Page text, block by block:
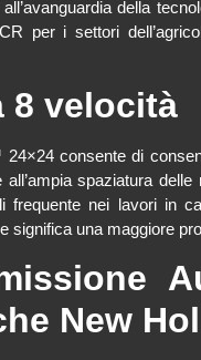
della
per i settori
8 velocità
consente di
spaziatura
frequente nei lavori in
significa una maggiore
New